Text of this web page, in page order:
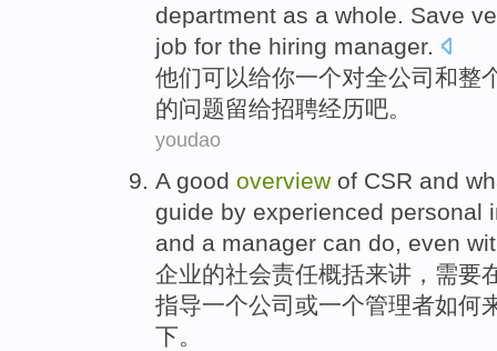
department as a whole . Save
job for the hiring manager.
他们可以给你一个对全公司 和整
的问题留给招聘经历吧。
youdao
A good overview of CSR and
guide by experienced personal
and a manager can do, even
企业的社会责任概括来讲， 需要
指导一个公司 或一个管理者如何
下。